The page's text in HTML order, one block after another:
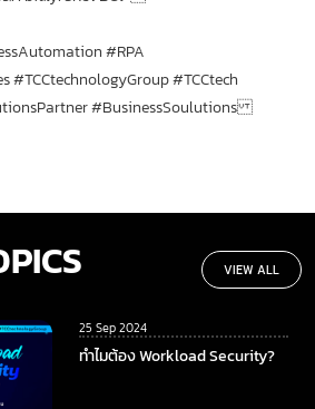
#RPA
#TCCtechnologyGroup #TCCtech
#BusinessSoulutions
VIEW ALL
25 Sep 2024
ทำไมต้อง Workload Security?